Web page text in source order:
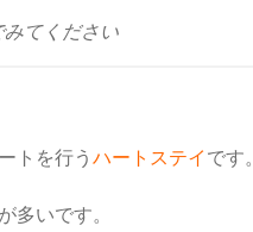
てください
トを行うハートステイ です。
多いです。